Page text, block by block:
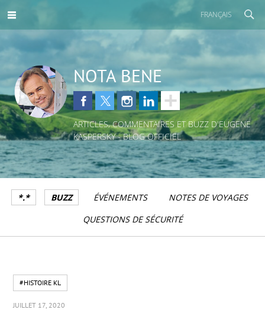
FRANÇAIS
NOTA BENE
ARTICLES, COMMENTAIRES ET BUZZ D'EUGENE
KASPERSKY - BLOG OFFICIEL
*.* BUZZ ÉVÉNEMENTS
NOTES DE VOYAGES
QUESTIONS DE SÉCURITÉ
#HISTOIRE KL
JUILLET 17, 2020